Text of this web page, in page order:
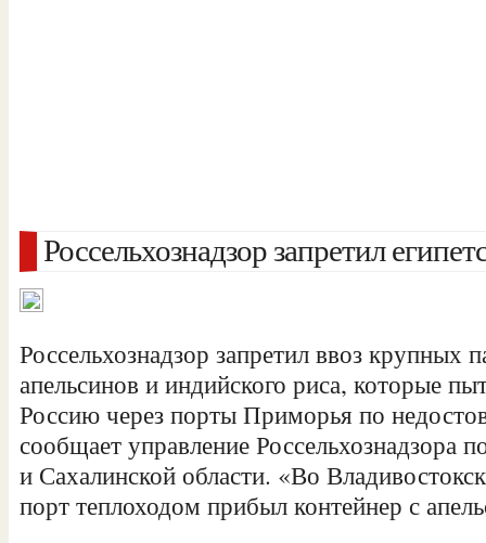
Россельхознадзор запретил
Россельхознадзор запретил ввоз крупных
апельсинов и индийского риса, которые
Россию через порты Приморья по
сообщает управление Россельхознадзора
и Сахалинской области. «Во
порт теплоходом прибыл контейнер с